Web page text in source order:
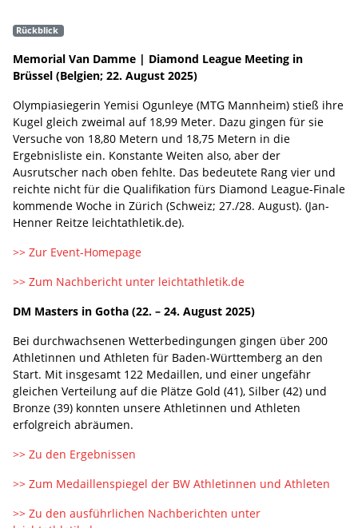
Rückblick
Memorial Van Damme | Diamond League Meeting in
Brüssel (Belgien; 22. August 2025)
Olympiasiegerin Yemisi Ogunleye (MTG Mannheim) stieß ihre
Kugel gleich zweimal auf 18,99 Meter. Dazu gingen für sie
Versuche von 18,80 Metern und 18,75 Metern in die
Ergebnisliste ein. Konstante Weiten also, aber der
Ausrutscher nach oben fehlte. Das bedeutete Rang vier und
reichte nicht für die Qualifikation fürs Diamond League-Finale
kommende Woche in Zürich (Schweiz; 27./28. August). (Jan-
Henner Reitze leichtathletik.de).
>> Zur Event-Homepage
>> Zum Nachbericht unter leichtathletik.de
DM Masters in Gotha (22. – 24. August 2025)
Bei durchwachsenen Wetterbedingungen gingen über 200
Athletinnen und Athleten für Baden-Württemberg an den
Start. Mit insgesamt 122 Medaillen, und einer ungefähr
gleichen Verteilung auf die Plätze Gold (41), Silber (42) und
Bronze (39) konnten unsere Athletinnen und Athleten
erfolgreich abräumen.
>> Zu den Ergebnissen
>> Zum Medaillenspiegel der BW Athletinnen und Athleten
>> Zu den ausführlichen Nachberichten unter